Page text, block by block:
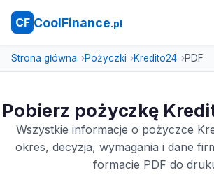
CF CoolFinance.pl
Strona główna Pożyczki Kredito24 PDF
Pobierz pożyczkę
Wszystkie informacje o pożyczce
okres, decyzja, wymagania i dane
formacie PDF do